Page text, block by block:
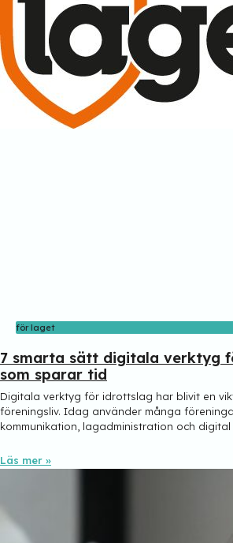
för laget
7 smarta sätt digitala verktyg
som sparar tid
Digitala verktyg för idrottslag har blivit en
föreningsliv. Idag använder många
kommunikation, lagadministration och
Läs mer »